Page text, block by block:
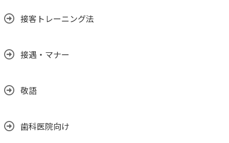
接客トレーニング法
接遇・マナー
敬語
歯科医院向け